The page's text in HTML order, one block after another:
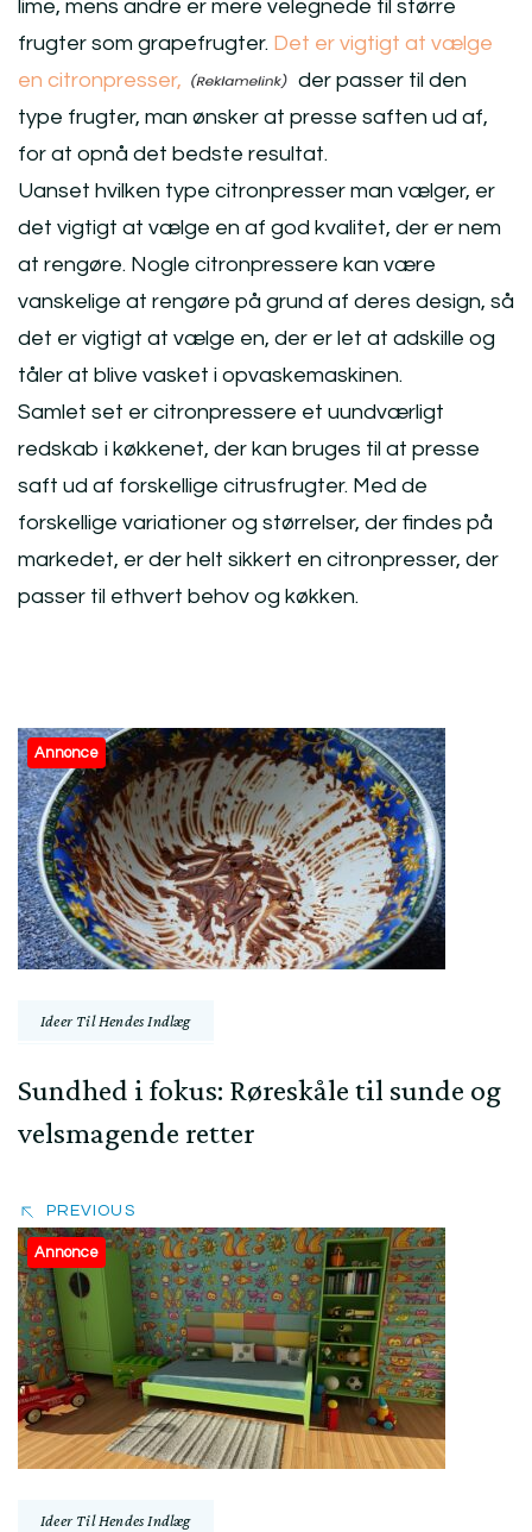
lime, mens andre er mere velegnede til større
frugter som grapefrugter. Det er vigtigt at vælge
en citronpresser,
der passer til den
type frugter, man ønsker at presse saften ud af,
for at opnå det bedste resultat.
Uanset hvilken type citronpresser man vælger, er
det vigtigt at vælge en af god kvalitet, der er nem
at rengøre. Nogle citronpressere kan være
vanskelige at rengøre på grund af deres design, så
det er vigtigt at vælge en, der er let at adskille og
tåler at blive vasket i opvaskemaskinen.
Samlet set er citronpressere et uundværligt
redskab i køkkenet, der kan bruges til at presse
saft ud af forskellige citrusfrugter. Med de
forskellige variationer og størrelser, der findes på
markedet, er der helt sikkert en citronpresser, der
passer til ethvert behov og køkken.
Post
Navigation
Annonce
Ideer Til Hendes Indlæg
Sundhed i fokus: Røreskåle til sunde og
velsmagende retter
PREVIOUS
Annonce
Ideer Til Hendes Indlæg